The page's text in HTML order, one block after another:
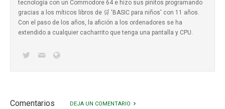
tecnología con un Commodore 64 e hizo sus pinitos programando
gracias a los míticos libros de 🛒 'BASIC para niños' con 11 años.
Con el paso de los años, la afición a los ordenadores se ha
extendido a cualquier cacharrito que tenga una pantalla y CPU.
Comentarios DEJA UN COMENTARIO